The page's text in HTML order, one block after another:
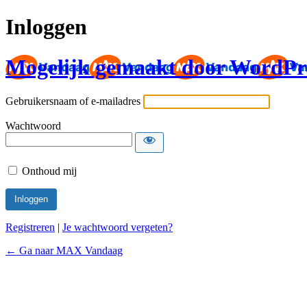
Inloggen
Mogelijk gemaakt door
Gebruikersnaam of e-mailadres
Wachtwoord
Onthoud mij
Registreren | Je wachtwoord vergeten?
← Ga naar MAX Vandaag